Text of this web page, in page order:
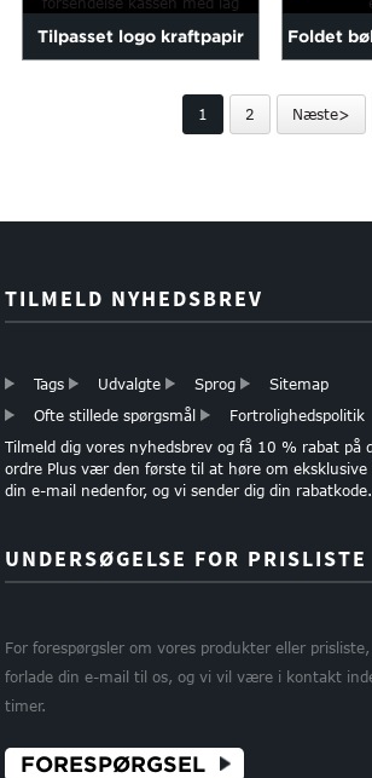
...
Tilpasset logo kraftpapir Foldet
1 2 Næste>
TILMELD NYHEDSBREV
Tags Udvalgte Sprog
Sitemap
Ofte stillede spørgsmål
Fortrolighedspolitik
Tilmeld dig vores nyhedsbrev og få 10 % rabat på
ordre Plus vær den første til at høre om eksklusive
din e-mail nedenfor, og vi sender dig din rabatkode.
UNDERSØGELSE FOR PRISLISTE
For forespørgsler om vores produkter eller prisliste,
forlade din e-mail til os, og vi vil være i kontakt
timer.
FORESPØRGSEL